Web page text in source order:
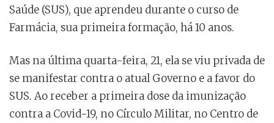
Saúde (SUS), que aprendeu durante o curso de
Farmácia, sua primeira formação, há 10 anos.
Mas na última quarta-feira, 21, ela se viu privada de
se manifestar contra o atual Governo e a favor do
SUS. Ao receber a primeira dose da imunização
contra a Covid-19, no Círculo Militar, no Centro de